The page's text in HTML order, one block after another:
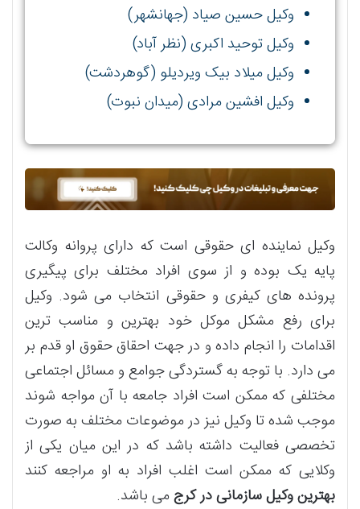
وکیل حسین صیاد (جهانشهر)
وکیل توحید اکبری (نظر آباد)
وکیل میلاد بیک ویردیلو (گوهردشت)
وکیل افشین مرادی (میدان نبوت)
وکیل نماینده ای حقوقی است که دارای پروانه وکالت
پایه یک بوده و از سوی افراد مختلف برای پیگیری
پرونده های کیفری و حقوقی انتخاب می شود. وکیل
برای رفع مشکل موکل خود بهترین و مناسب ترین
اقدامات را انجام داده و در جهت احقاق حقوق او قدم بر
می دارد. با توجه به گستردگی جوامع و مسائل اجتماعی
مختلفی که ممکن است افراد جامعه با آن مواجه شوند
موجب شده تا وکیل نیز در موضوعات مختلف به صورت
تخصصی فعالیت داشته باشد که در این میان یکی از
وکلایی که ممکن است اغلب افراد به او مراجعه کنند
بهترین وکیل سازمانی در کرجمی باشد.